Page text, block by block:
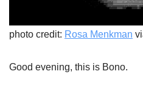
photo credit: Rosa Menkman
Good evening, this is Bono.